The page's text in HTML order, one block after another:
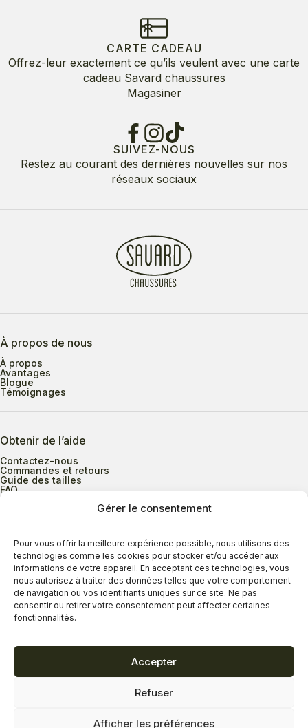
Gérer le consentement
Pour vous offrir la meilleure expérience possible, nous utilisons des
technologies comme les cookies pour stocker et/ou accéder aux
informations de votre appareil. En acceptant ces technologies, vous
nous autorisez à traiter des données telles que votre comportement
de navigation ou vos identifiants uniques sur ce site. Ne pas
consentir ou retirer votre consentement peut affecter certaines
fonctionnalités.
Accepter
Refuser
Afficher les préférences
CARTE CADEAU
Offrez-leur exactement ce qu’ils veulent avec une carte
cadeau Savard chaussures
Magasiner
SUIVEZ-NOUS
Restez au courant des dernières nouvelles sur nos
réseaux sociaux
À propos de nous
À propos
Avantages
Blogue
Témoignages
Obtenir de l’aide
Contactez-nous
Commandes et retours
Guide des tailles
FAQ
Heures d’ouverture
Lundi au mercredi
9h00 à 17h30
Jeudi
9h00 à 20h00
Vendredi
9h00 à 18h00
Dimanche
11h00 à 16h30